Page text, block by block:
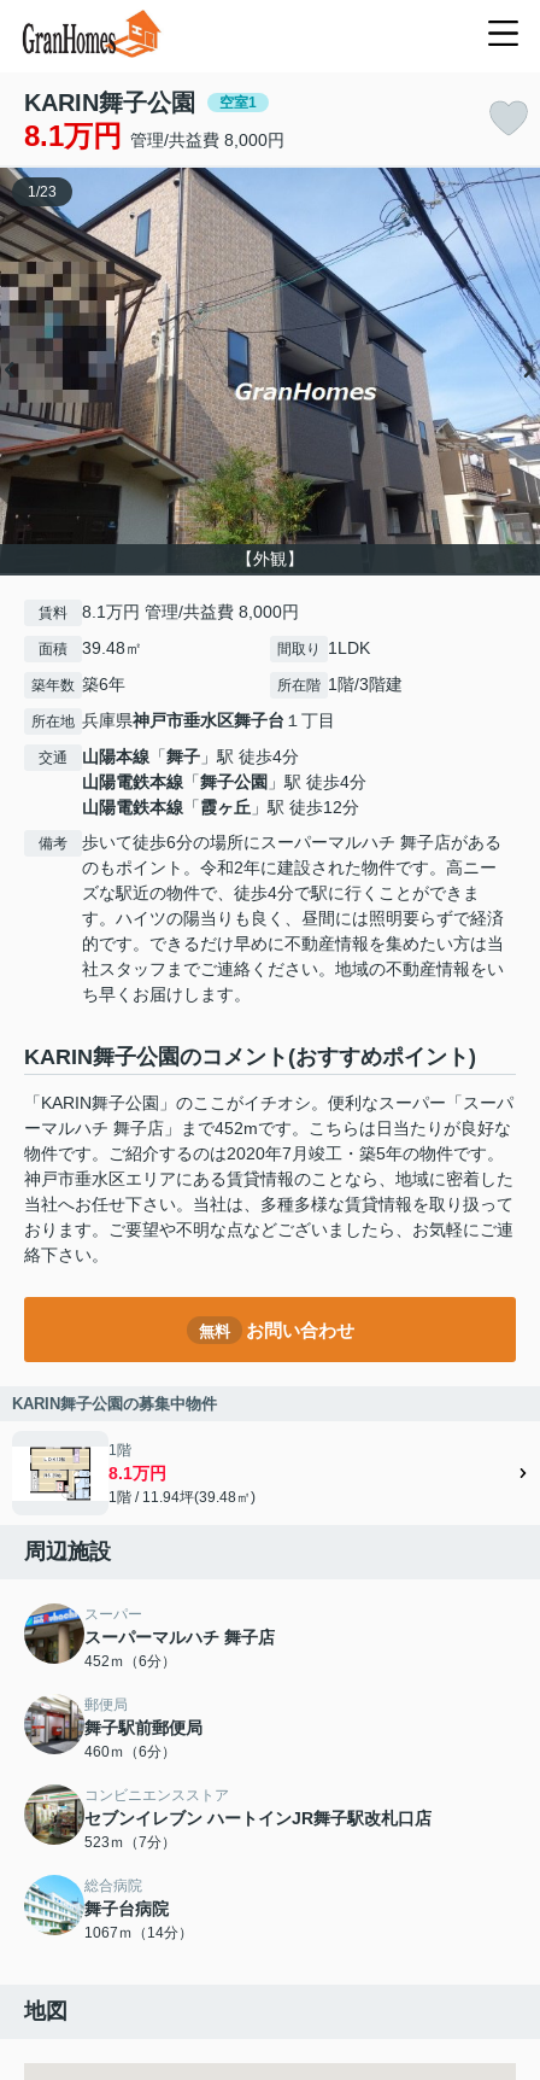
KARIN舞子公園 空室1
8.1万円 管理/共益費 8,000円
【外観】
1/23
賃料 8.1万円 管理/共益費 8,000円
面積 39.48㎡ 間取り 1LDK
築年数 築6年 所在階 1階/3階建
所在地 兵庫県神戸市垂水区舞子台 １丁目
交通 山陽本線 「舞子 」駅 徒歩4分
山陽電鉄本線 「舞子公園 」駅 徒歩4分
山陽電鉄本線 「霞ヶ丘 」駅 徒歩12分
備考
歩いて徒歩6分の場所にスーパーマルハチ 舞子店がある
のもポイント。令和2年に建設された物件です。高ニー
ズな駅近の物件で、徒歩4分で駅に行くことができま
す。ハイツの陽当りも良く、昼間には照明要らずで経済
的です。できるだけ早めに不動産情報を集めたい方は当
社スタッフまでご連絡ください。地域の不動産情報をい
ち早くお届けします。
KARIN舞子公園のコメント(おすすめポイント)
「KARIN舞子公園」のここがイチオシ。便利なスーパー「スーパ
ーマルハチ 舞子店」まで452mです。こちらは日当たりが良好な
物件です。ご紹介するのは2020年7月竣工・築5年の物件です。
神戸市垂水区エリアにある賃貸情報のことなら、地域に密着した
当社へお任せ下さい。当社は、多種多様な賃貸情報を取り扱って
おります。ご要望や不明な点などございましたら、お気軽にご連
絡下さい。
無料 お問い合わせ
KARIN舞子公園の募集中物件
1階
8.1万円
1階 / 11.94坪(39.48㎡)
周辺施設
スーパー
スーパーマルハチ 舞子店
452ｍ（6分）
郵便局
舞子駅前郵便局
460ｍ（6分）
コンビニエンスストア
セブンイレブン ハートインJR舞子駅改札口店
523ｍ（7分）
総合病院
舞子台病院
1067ｍ（14分）
地図